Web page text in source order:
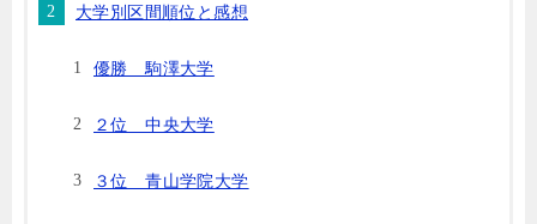
大学別区間順位と感想
優勝 駒澤大学
２位 中央大学
３位 青山学院大学